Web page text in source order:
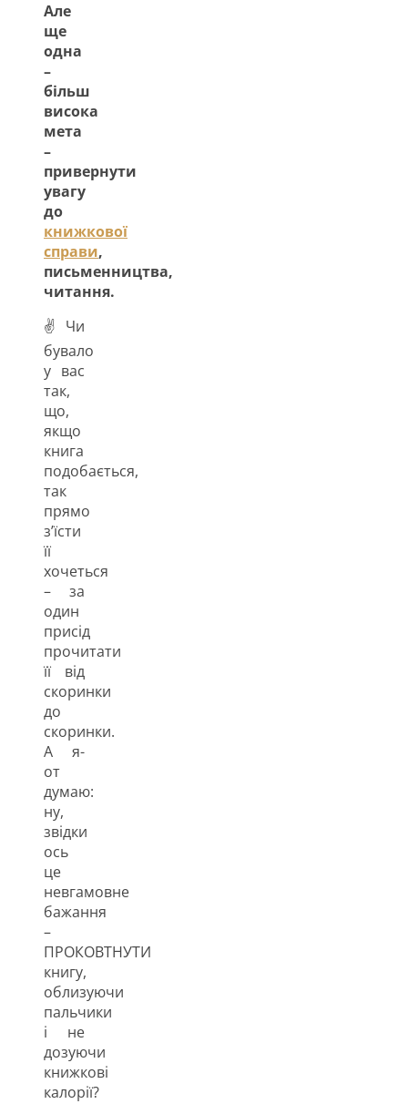
Але
ще
одна
–
більш
висока
мета
–
привернути
увагу
до
книжкової
справи,
письменництва,
читання.
✌ Чи
бувало
у вас
так,
що,
якщо
книга
подобається,
так
прямо
з’їсти
її
хочеться
– за
один
присід
прочитати
її від
скоринки
до
скоринки.
А я-
от
думаю:
ну,
звідки
ось
це
невгамовне
бажання
–
ПРОКОВТНУТИ
книгу,
облизуючи
пальчики
і не
дозуючи
книжкові
калорії?